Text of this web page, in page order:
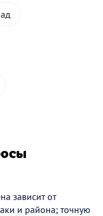
зависит от
и района; точную